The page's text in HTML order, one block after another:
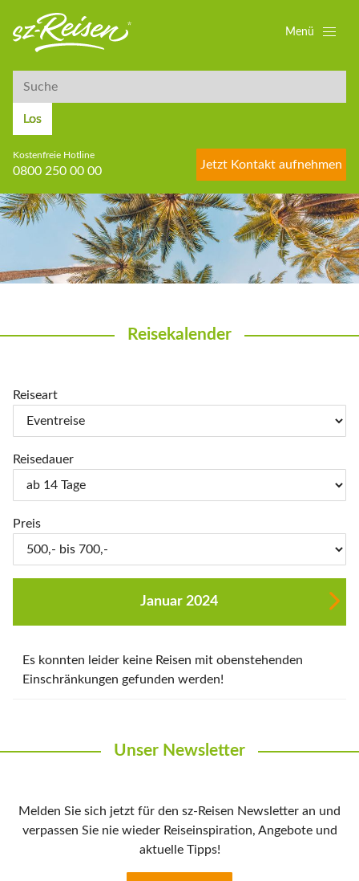
Suche
Los
Kostenfreie Hotline
0800 250 00 00
Jetzt Kontakt aufnehmen
Menü
Reisekalender
Reiseart
Reisedauer
Preis
Januar 2024
Es konnten leider keine Reisen mit obenstehenden
Einschränkungen gefunden werden!
Unser Newsletter
Melden Sie sich jetzt für den sz-Reisen Newsletter an und
verpassen Sie nie wieder Reiseinspiration, Angebote und
aktuelle Tipps!